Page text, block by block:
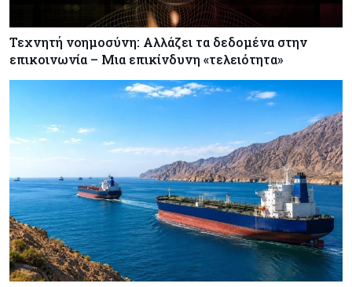
Τεχνητή νοημοσύνη: Αλλάζει τα δεδομένα στην
επικοινωνία – Μια επικίνδυνη «τελειότητα»